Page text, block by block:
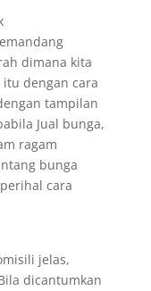
dimana kita
dengan cara
tampilan
Jual bunga,
ragam
bunga
cara
jelas,
dicantumkan